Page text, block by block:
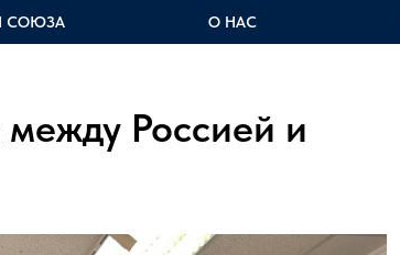
СОЮЗА О НАС
между Россией и